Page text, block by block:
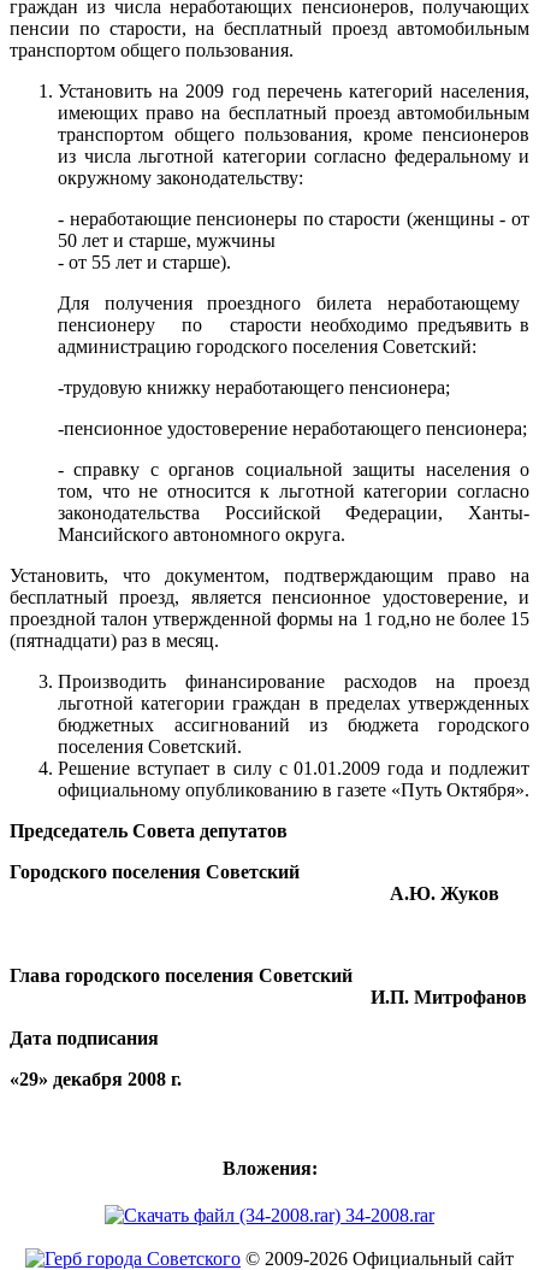
граждан из числа неработающих пенсионеров, получающих
пенсии по старости, на бесплатный проезд автомобильным
транспортом общего пользования.
Установить на 2009 год перечень категорий населения,
имеющих право на бесплатный проезд автомобильным
транспортом общего пользования, кроме пенсионеров
из числа льготной категории согласно федеральному и
окружному законодательству:
- неработающие пенсионеры по старости (женщины - от
50 лет и старше, мужчины
- от 55 лет и старше).
Для получения проездного билета неработающему
пенсионеру по старости необходимо предъявить в
администрацию городского поселения Советский:
-трудовую книжку неработающего пенсионера;
-пенсионное удостоверение неработающего пенсионера;
- справку с органов социальной защиты населения о
том, что не относится к льготной категории согласно
законодательства Российской Федерации, Ханты-
Мансийского автономного округа.
Установить, что документом, подтверждающим право на
бесплатный проезд, является пенсионное удостоверение, и
проездной талон утвержденной формы на 1 год,но не более 15
(пятнадцати) раз в месяц.
Производить финансирование расходов на проезд
льготной категории граждан в пределах утвержденных
бюджетных ассигнований из бюджета городского
поселения Советский.
Решение вступает в силу с 01.01.2009 года и подлежит
официальному опубликованию в газете «Путь Октября».
Председатель Совета депутатов
Городского поселения Советский
А.Ю. Жуков
Глава городского поселения Советский
И.П. Митрофанов
Дата подписания
«29» декабря 2008 г.
Вложения:
34-2008.rar
© 2009-2026 Официальный сайт